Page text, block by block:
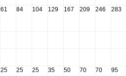
61 84 104 129 167 209 246 283
25 25 25 35 50 70 70 95